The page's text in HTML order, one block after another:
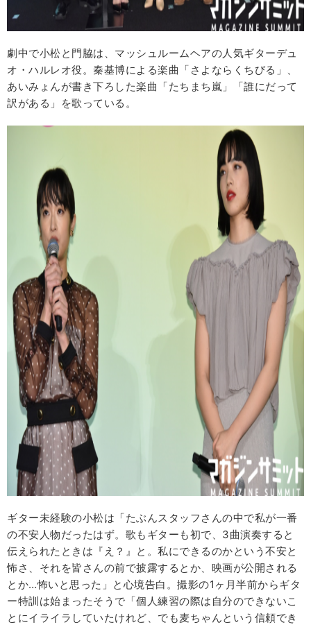
劇中で小松と門脇は、マッシュルームヘアの人気ギターデュ
オ・ハルレオ役。秦基博による楽曲「さよならくちびる」、
あいみょんが書き下ろした楽曲「たちまち嵐」「誰にだって
訳がある」を歌っている。
ギター未経験の小松は「たぶんスタッフさんの中で私が一番
の不安人物だったはず。歌もギターも初で、3曲演奏すると
伝えられたときは『え？』と。私にできるのかという不安と
怖さ、それを皆さんの前で披露するとか、映画が公開される
とか…怖いと思った」と心境告白。撮影の1ヶ月半前からギタ
ー特訓は始まったそうで「個人練習の際は自分のできないこ
とにイライラしていたけれど、でも麦ちゃんという信頼でき